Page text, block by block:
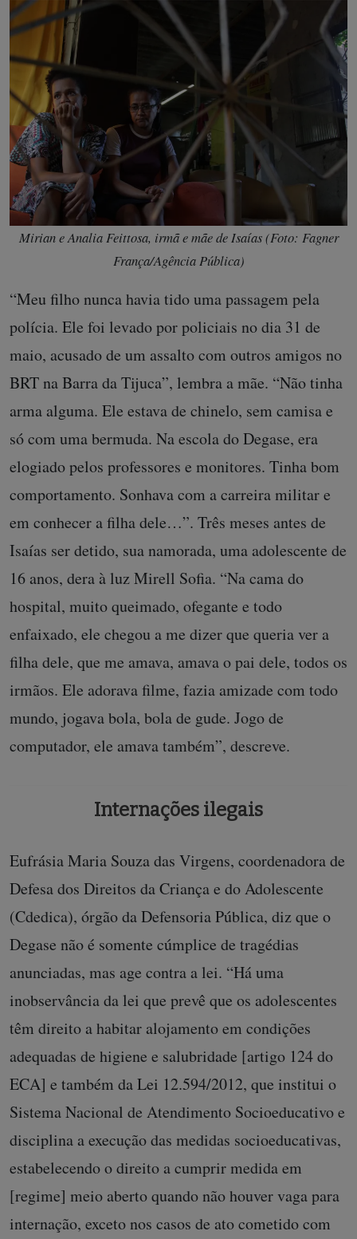
Mirian e Analia Feittosa, irmã e mãe de Isaías (Foto: Fagner
França/Agência Pública)
“Meu filho nunca havia tido uma passagem pela
polícia. Ele foi levado por policiais no dia 31 de
maio, acusado de um assalto com outros amigos no
BRT na Barra da Tijuca”, lembra a mãe. “Não tinha
arma alguma. Ele estava de chinelo, sem camisa e
só com uma bermuda. Na escola do Degase, era
elogiado pelos professores e monitores. Tinha bom
comportamento. Sonhava com a carreira militar e
em conhecer a filha dele…”. Três meses antes de
Isaías ser detido, sua namorada, uma adolescente de
16 anos, dera à luz Mirell Sofia. “Na cama do
hospital, muito queimado, ofegante e todo
enfaixado, ele chegou a me dizer que queria ver a
filha dele, que me amava, amava o pai dele, todos os
irmãos. Ele adorava filme, fazia amizade com todo
mundo, jogava bola, bola de gude. Jogo de
computador, ele amava também”, descreve.
Internações ilegais
Eufrásia Maria Souza das Virgens, coordenadora de
Defesa dos Direitos da Criança e do Adolescente
(Cdedica), órgão da Defensoria Pública, diz que o
Degase não é somente cúmplice de tragédias
anunciadas, mas age contra a lei. “Há uma
inobservância da lei que prevê que os adolescentes
têm direito a habitar alojamento em condições
adequadas de higiene e salubridade [artigo 124 do
ECA] e também da Lei 12.594/2012, que institui o
Sistema Nacional de Atendimento Socioeducativo e
disciplina a execução das medidas socioeducativas,
estabelecendo o direito a cumprir medida em
[regime] meio aberto quando não houver vaga para
internação, exceto nos casos de ato cometido com